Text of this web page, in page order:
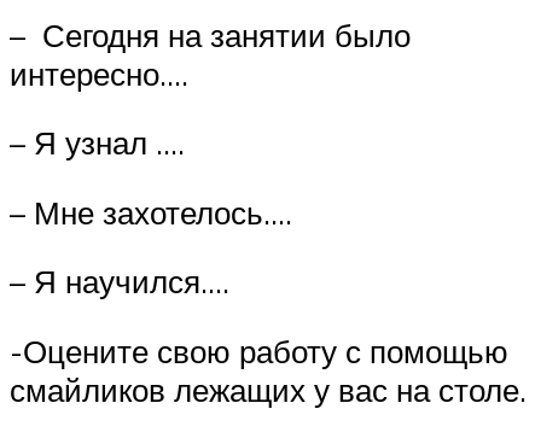
– Сегодня на занятии было
интересно….
– Я узнал ….
– Мне захотелось….
– Я научился….
-Оцените свою работу с помощью
смайликов лежащих у вас на столе.